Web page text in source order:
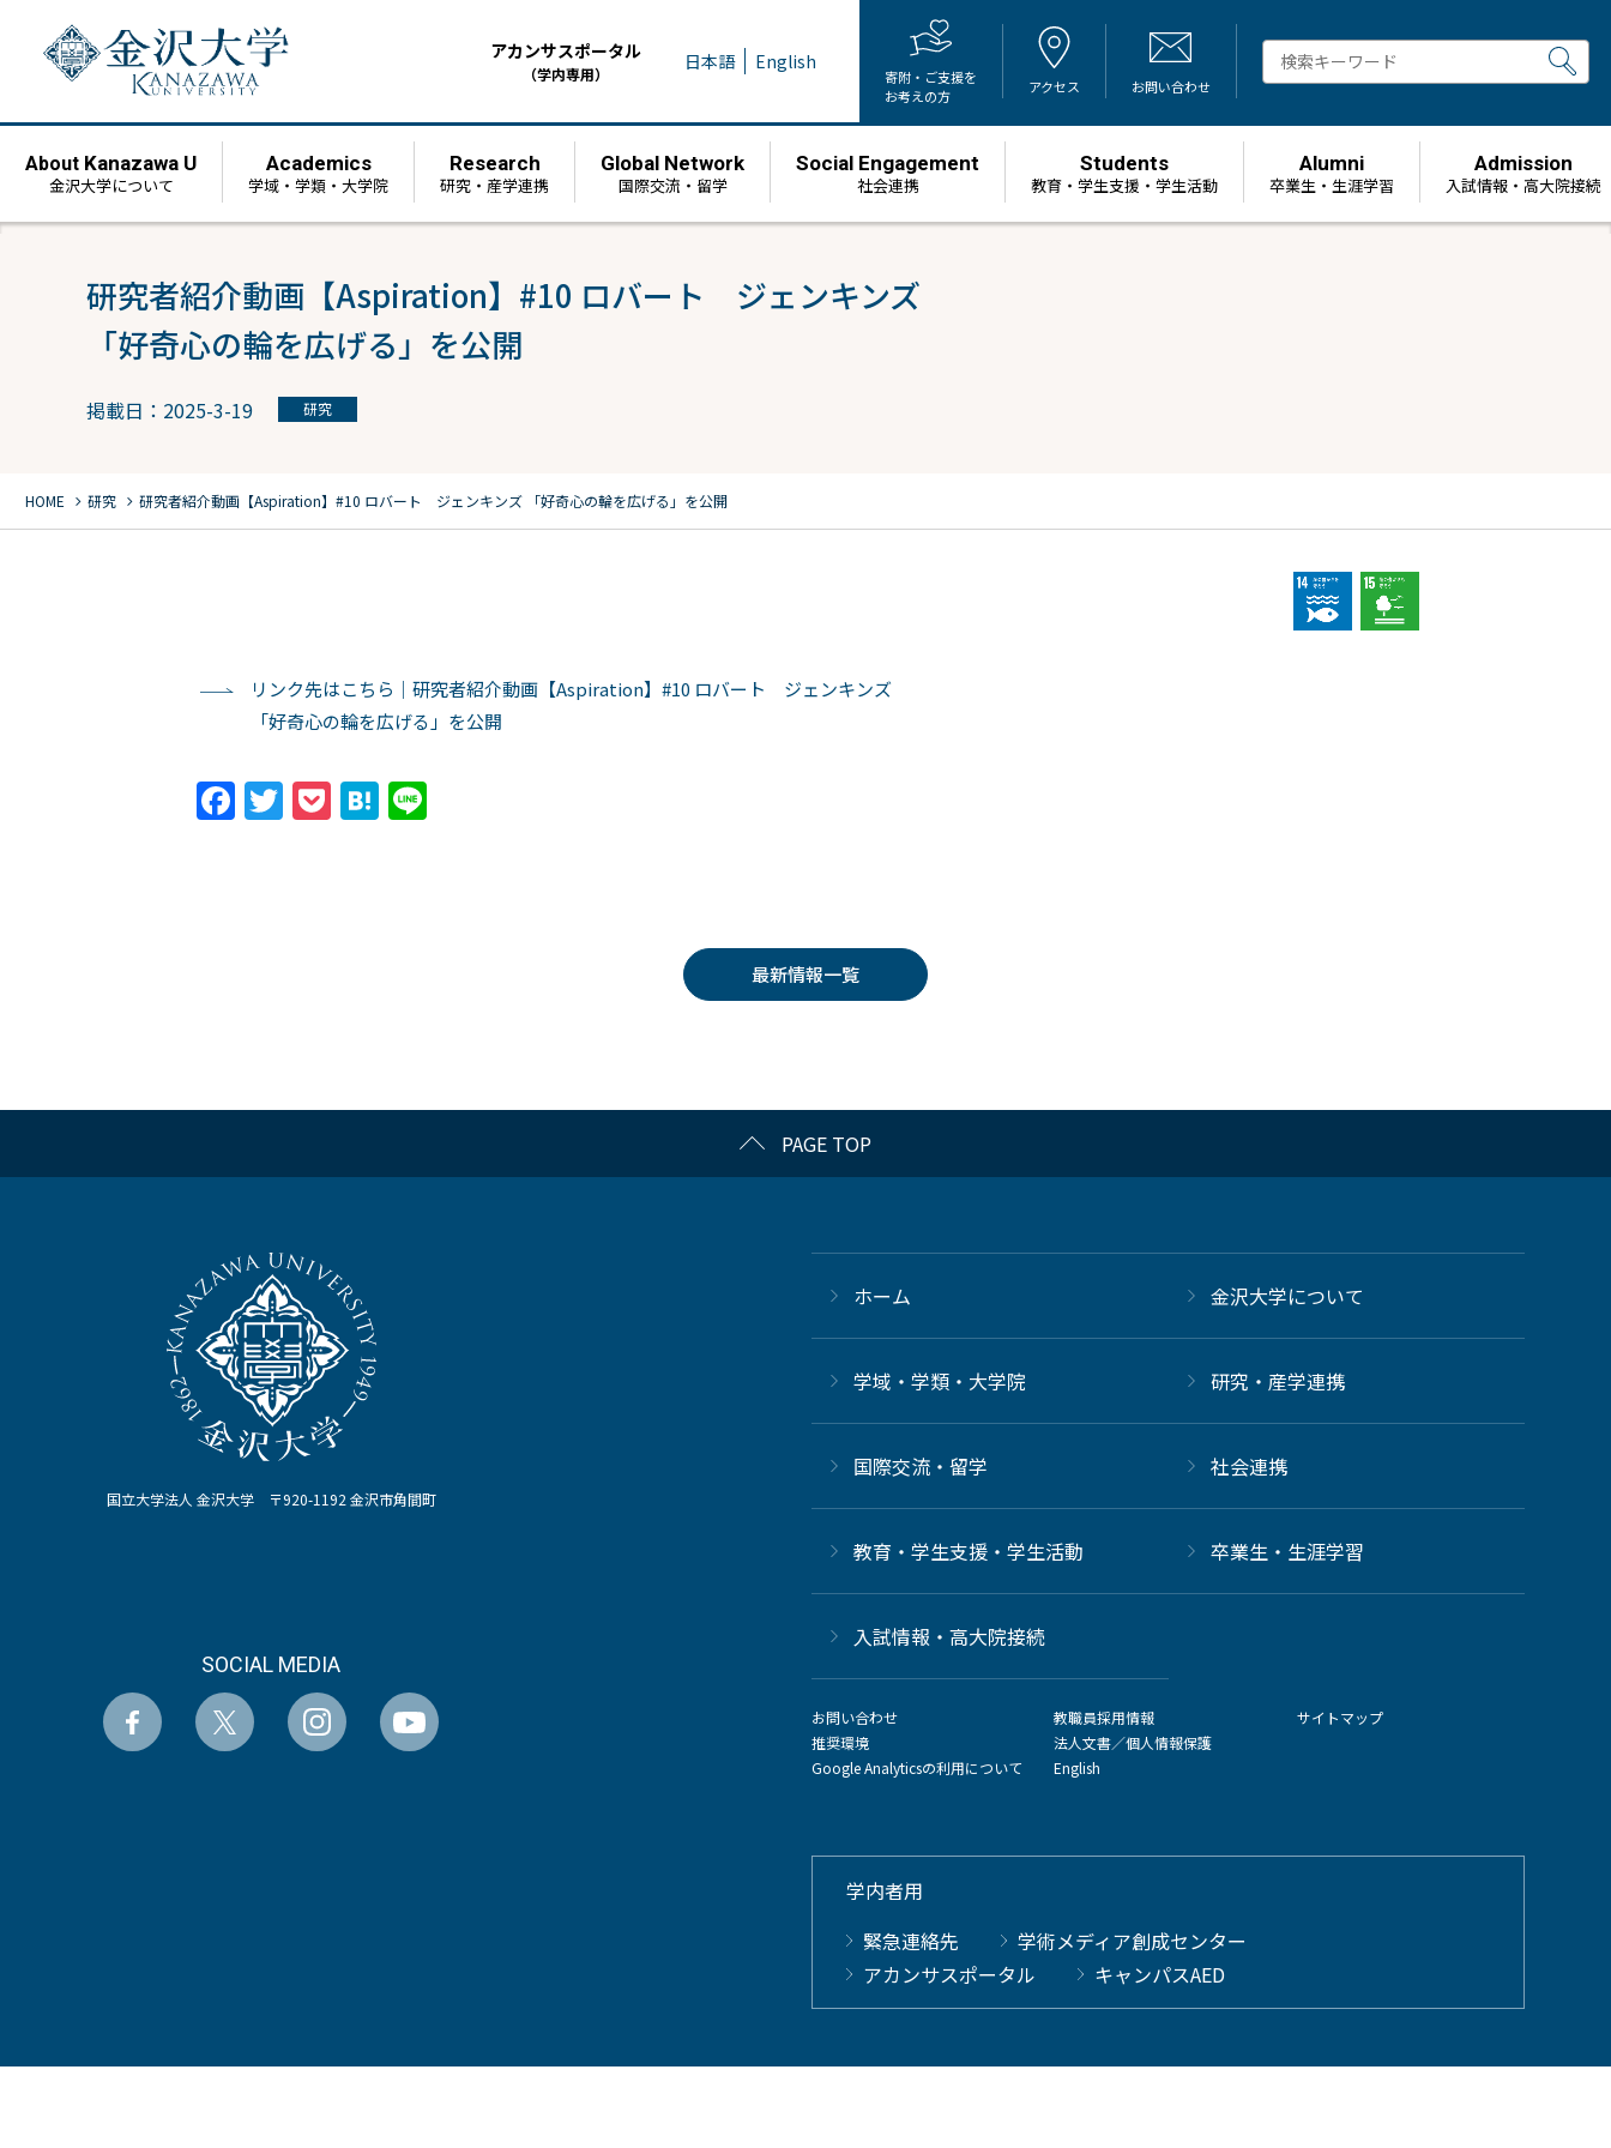
アカンサスポータル
（学内専用） 日本語 English
寄附・ご支援を
お考えの方
アクセス お問い合わせ
About Kanazawa U
金沢大学について
Academics
学域・学類・大学院
Research
研究・産学連携
Global Network
国際交流・留学
Social Engagement
社会連携
Students
教育・学生支援・学生活動
Alumni
卒業生・生涯学習
Admission
⼊試情報・高大院接続
研究者紹介動画【Aspiration】#10 ロバート ジェンキンズ
「好奇心の輪を広げる」を公開
掲載日：2025-3-19 研究
HOME chevron_right 研究 chevron_right 研究者紹介動画【Aspiration】#10 ロバート ジェンキンズ 「好奇心の輪を広げる」を公開
リンク先はこちら｜研究者紹介動画【Aspiration】#10 ロバート ジェンキンズ
「好奇心の輪を広げる」を公開
Facebook
Twitter
PocketHatena
最新情報一覧
PAGE TOP
国立大学法人 金沢大学 〒920-1192 金沢市角間町
SOCIAL MEDIA
ホーム 金沢大学について
学域・学類・大学院 研究・産学連携
国際交流・留学 社会連携
教育・学生支援・学生活動 卒業生・生涯学習
⼊試情報・高大院接続
お問い合わせ
推奨環境
Google Analyticsの利用について
教職員採用情報
法人文書／個人情報保護
English
サイトマップ
学内者用
緊急連絡先
学術メディア創成センター
アカンサスポータル
キャンパスAED